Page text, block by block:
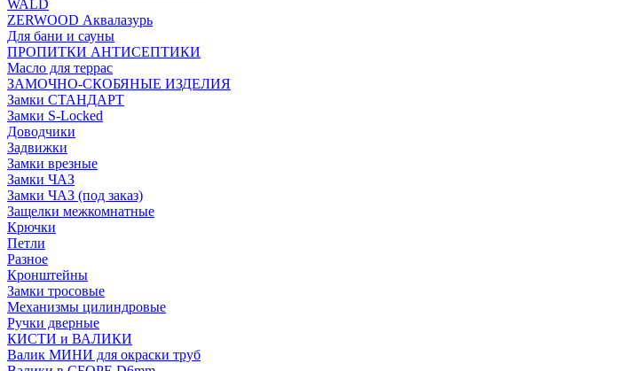
WALD
ZERWOOD Аквалазурь
Для бани и сауны
ПРОПИТКИ АНТИСЕПТИКИ
Масло для террас
ЗАМОЧНО-СКОБЯНЫЕ ИЗДЕЛИЯ
Замки СТАНДАРТ
Замки S-Locked
Доводчики
Задвижки
Замки врезные
Замки ЧАЗ
Замки ЧАЗ (под заказ)
Защелки межкомнатные
Крючки
Петли
Разное
Кронштейны
Замки тросовые
Механизмы цилиндровые
Ручки дверные
КИСТИ и ВАЛИКИ
Валик МИНИ для окраски труб